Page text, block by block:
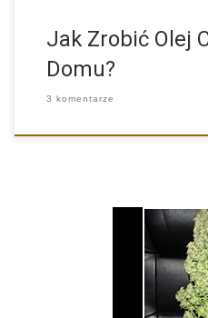
Jak Zrobić Olej
Domu?
3 komentarze